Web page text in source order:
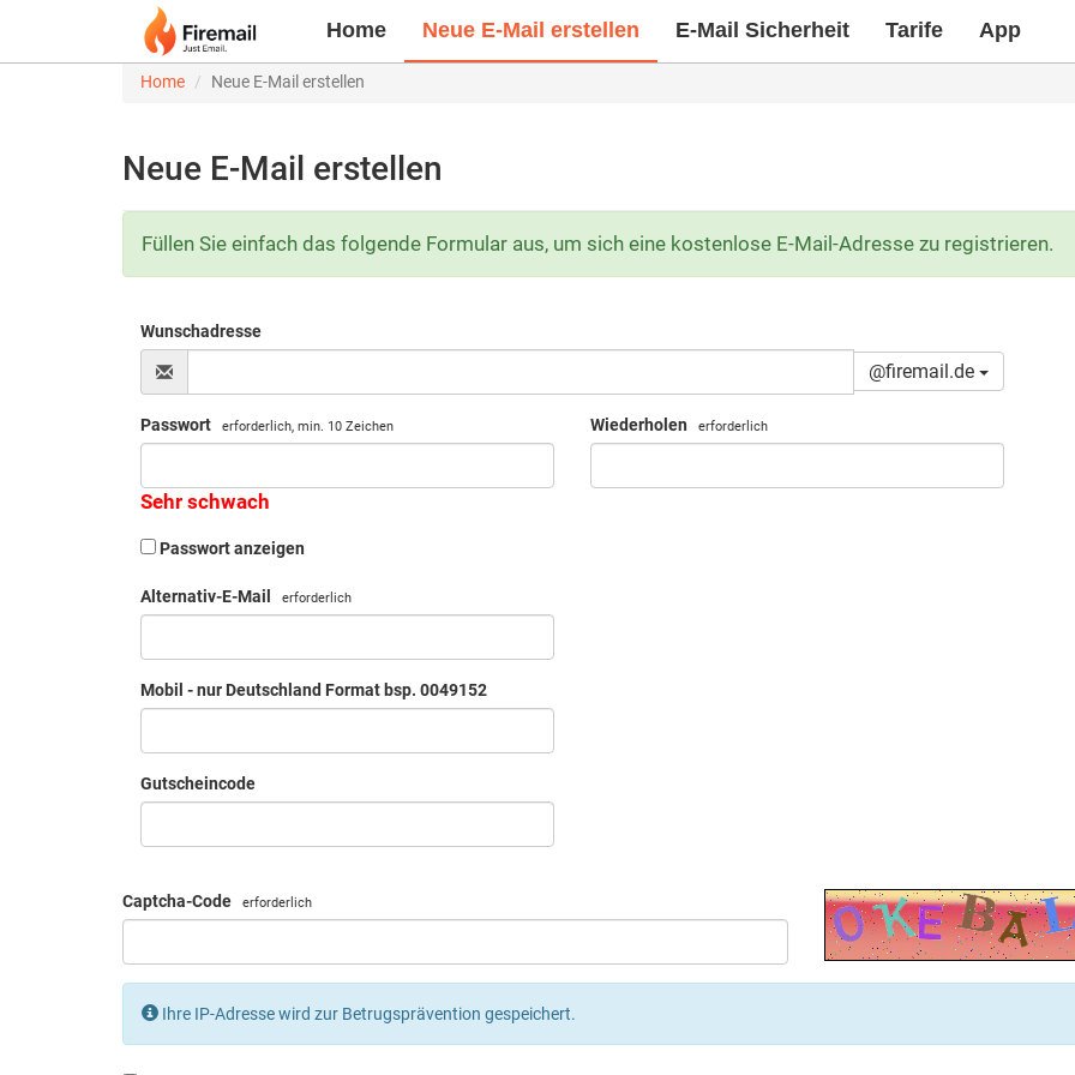
Home Neue E-Mail erstellen E-Mail Sicherheit Tarife App
Home Neue E-Mail erstellen
Neue E-Mail erstellen
Füllen Sie einfach das folgende Formular aus, um sich eine kostenlose E-Mail-Adresse zu registrieren.
Wunschadresse
@firemail.de
Passwort erforderlich, min. 10 Zeichen
Sehr schwach
Wiederholen erforderlich
Passwort anzeigen
Alternativ-E-Mail erforderlich
Mobil - nur Deutschland Format bsp. 0049152
Gutscheincode
Captcha-Code erforderlich
Ihre IP-Adresse wird zur Betrugsprävention gespeichert.